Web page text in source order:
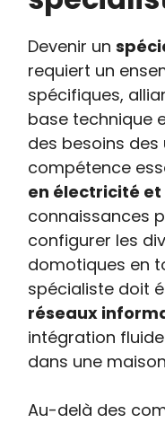
Devenir un
requiert un
spécifiques,
base technique
des besoins des
compétence
en électricité
connaissances
configurer les
domotiques en
spécialiste doit
réseaux
intégration
dans une
Au-delà des